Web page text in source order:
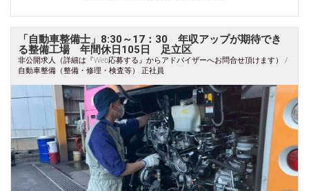
「自動車整備士」8:30～17：30 年収アップが期待でき
る整備工場 年間休日105日 足立区
非公開求人（詳細は『Web応募する』からアドバイザーへお問合せ頂けます） /
自動車整備（整備・修理・検査等） 正社員